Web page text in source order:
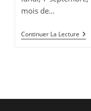
mois de…
Continuer La Lecture US